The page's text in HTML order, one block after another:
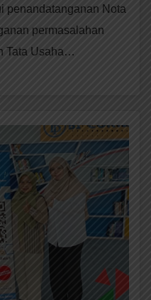
penandatanganan Nota
permasalahan
Tata Usaha…